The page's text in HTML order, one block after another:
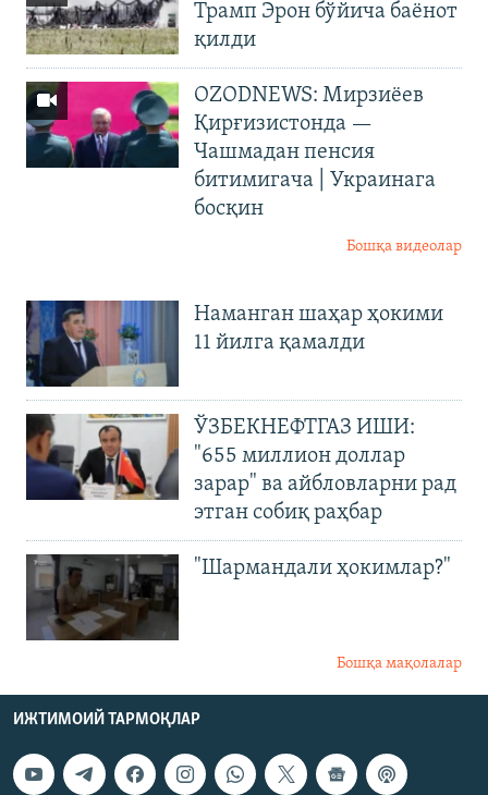
Трамп Эрон бўйича баёнот
қилди
OZODNEWS: Мирзиёев
Қирғизистонда —
Чашмадан пенсия
битимигача | Украинага
босқин
Бошқа видеолар
Наманган шаҳар ҳокими
11 йилга қамалди
ЎЗБЕКНЕФТГАЗ ИШИ:
"655 миллион доллар
зарар" ва айбловларни рад
этган собиқ раҳбар
"Шармандали ҳокимлар?"
Бошқа мақолалар
ИЖТИМОИЙ ТАРМОҚЛАР